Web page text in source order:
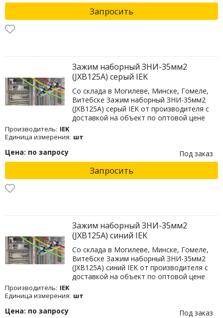
Запросить
Зажим наборный ЗНИ-35мм2
(JXB125А) серый IEK
Со склада в Могилеве, Минске, Гомеле,
Витебске Зажим наборный ЗНИ-35мм2
(JXB125А) серый IEK от производителя с
доставкой на объект по оптовой цене
Производитель: IEK
Единица измерения: шт
Цена: по запросу Под заказ
Запросить
Зажим наборный ЗНИ-35мм2
(JXB125А) синий IEK
Со склада в Могилеве, Минске, Гомеле,
Витебске Зажим наборный ЗНИ-35мм2
(JXB125А) синий IEK от производителя с
доставкой на объект по оптовой цене
Производитель: IEK
Единица измерения: шт
Цена: по запросу Под заказ